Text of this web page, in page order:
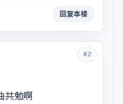
回复本楼
#2
共勉啊